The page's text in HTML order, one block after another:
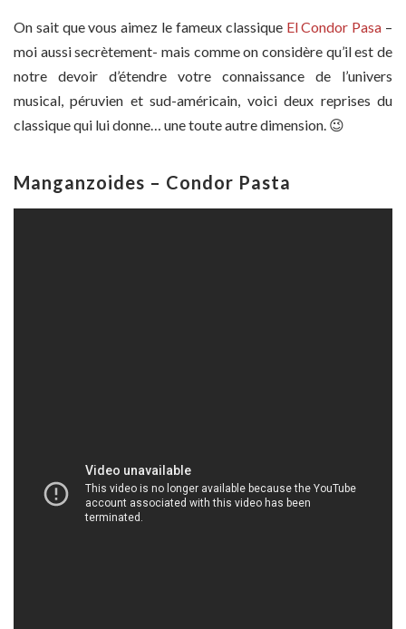
On sait que vous aimez le fameux classique El Condor Pasa –
moi aussi secrètement- mais comme on considère qu’il est de
notre devoir d’étendre votre connaissance de l’univers
musical, péruvien et sud-américain, voici deux reprises du
classique qui lui donne… une toute autre dimension. 😉
Manganzoides – Condor Pasta